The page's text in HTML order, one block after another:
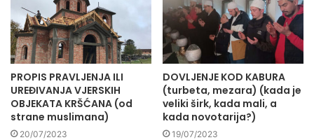
PROPIS PRAVLJENJA ILI
UREĐIVANJA VJERSKIH
OBJEKATA KRŠĆANA (od
strane muslimana)
20/07/2023
DOVLJENJE KOD KABURA
(turbeta, mezara) (kada je
veliki širk, kada mali, a
kada novotarija?)
19/07/2023